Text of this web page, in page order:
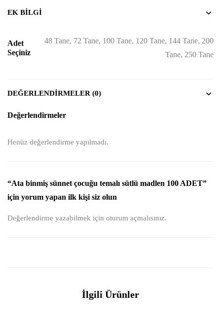
EK BILGI
Adet
Seçiniz
48 Tane, 72 Tane, 100 Tane, 120 Tane, 144 Tane, 200
Tane, 250 Tane
DEĞERLENDIRMELER (0)
Değerlendirmeler
Henüz değerlendirme yapılmadı.
“Ata binmiş sünnet çocuğu temalı sütlü madlen 100 ADET”
için yorum yapan ilk kişi siz olun
Değerlendirme yazabilmek için oturum açmalısınız.
İlgili Ürünler